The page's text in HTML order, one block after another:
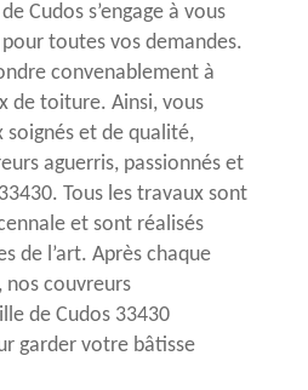
Cudos s’engage à vous
toutes vos demandes.
convenablement à
de toiture. Ainsi, vous
soignés et de qualité,
aguerris, passionnés et
Tous les travaux sont
et sont réalisés
de l’art. Après chaque
couvreurs
de Cudos 33430
garder votre bâtisse